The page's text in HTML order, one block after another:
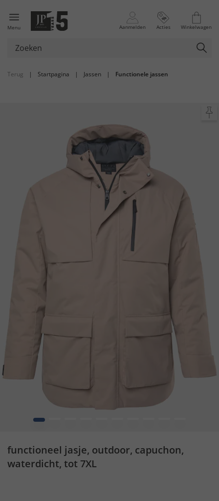
Menu Aanmelden Acties Winkelwagen
Terug | Startpagina | Jassen | Functionele jassen
1
functioneel jasje, outdoor, capuchon,
waterdicht, tot 7XL